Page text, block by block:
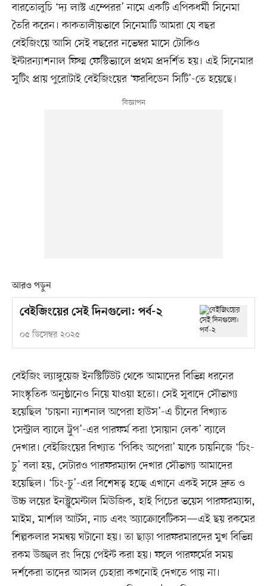
বারতোলুচি ‘দ্য লাস্ট এম্পেরর’ নামে একটি এপিকধর্মী সিনেমা
তৈরি করেন। কাকতালীয়ভাবে সিনেমাটি আমরা যে বছর
বেইজিংয়ে আসি সেই বছরের নভেম্বর মাসে টোকিও
ইন্টারন্যাশনাল ফিল্ম ফেস্টিভ্যালে প্রথম প্রদর্শিত হয়। এই সিনেমার
সুটিং প্রায় পুরোটাই বেইজিংয়ের ‘ফরবিডেন সিটি’-তে হয়েছে।
আরও পড়ুন
বেইজিংয়ের সেই দিনগুলো: পর্ব-২
০৫ ডিসেম্বর ২০২৫
বেইজিং ল্যাঙ্গুয়েজ ইনস্টিটিউট থেকে আমাদের বিভিন্ন ধরনের
সাংস্কৃতিক অনুষ্ঠানেও নিয়ে যাওয়া হতো। সেই সুবাদে সৌভাগ্য
হয়েছিল ‘চায়না ন্যাশনাল অপেরা হাউস’-এ চীনের বিখ্যাত
‘সেন্ট্রাল ব্যালে ট্রুপ’-এর পারফর্ম করা ‘সোয়ান লেক’ ব্যালে
দেখার। বেইজিংয়ের বিখ্যাত ‘পিকিং অপেরা’ যাকে চায়নিজে ‘চিং-
চু’ বলা হয়, সেটারও পারফরম্যান্স দেখার সৌভাগ্য আমাদের
হয়েছিল। ‘চিং-চু’-এর বিশেষত্ব হচ্ছে এখানে একই সঙ্গে দ্রুত ও
উচ্চ লয়ের ইনস্ট্রুমেন্টাল মিউজিক, হাই পিচের ভয়েস পারফরম্যান্স,
মাইম, মার্শাল আর্টস, নাচ এবং অ্যাক্রোবেটিকস—এই ছয় রকমের
শিল্পকলার সমন্বয় ঘটানো হয়। তা ছাড়া পারফরমারদের মুখ বিভিন্ন
রকম উজ্জ্বল রং দিয়ে পেইন্ট করা হয়। ফলে পারফর্মের সময়
দর্শকেরা তাদের আসল চেহারা কখনোই দেখতে পায় না।